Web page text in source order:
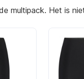
multipack. Het is